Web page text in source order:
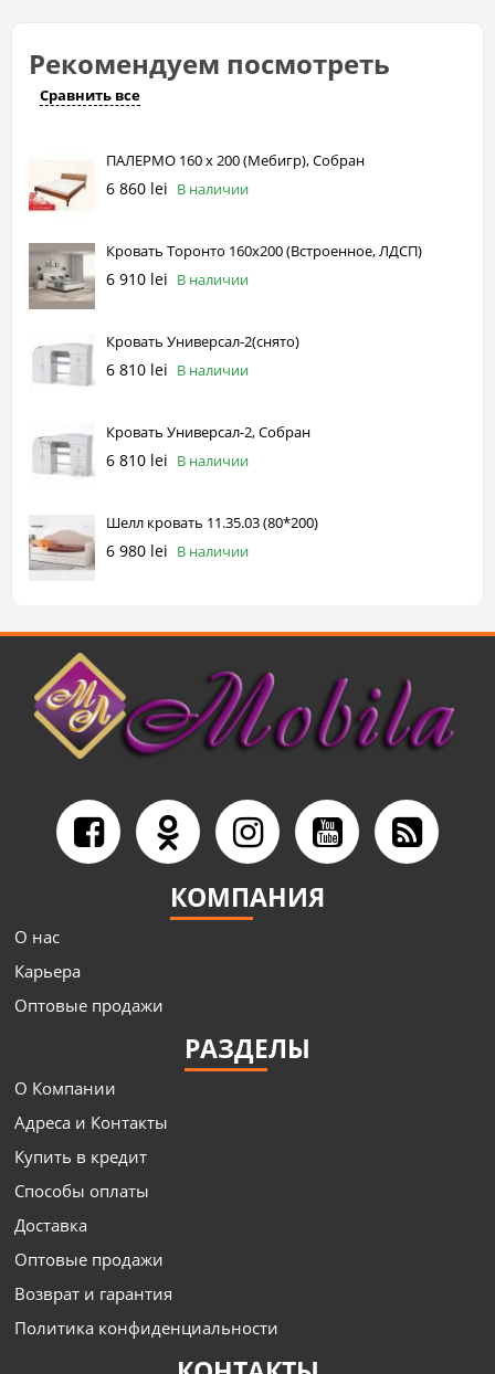
Рекомендуем посмотреть
Сравнить все
ПАЛЕРМО 160 х 200 (Мебигр), Собран
6 860 lei В наличии
Кровать Торонто 160х200 (Встроенное, ЛДСП)
6 910 lei В наличии
Кровать Универсал-2(снято)
6 810 lei В наличии
Кровать Универсал-2, Собран
6 810 lei В наличии
Шелл кровать 11.35.03 (80*200)
6 980 lei В наличии
КОМПАНИЯ
О нас
Карьера
Оптовые продажи
РАЗДЕЛЫ
О Компании
Адреса и Контакты
Купить в кредит
Способы оплаты
Доставка
Оптовые продажи
Возврат и гарантия
Политика конфиденциальности